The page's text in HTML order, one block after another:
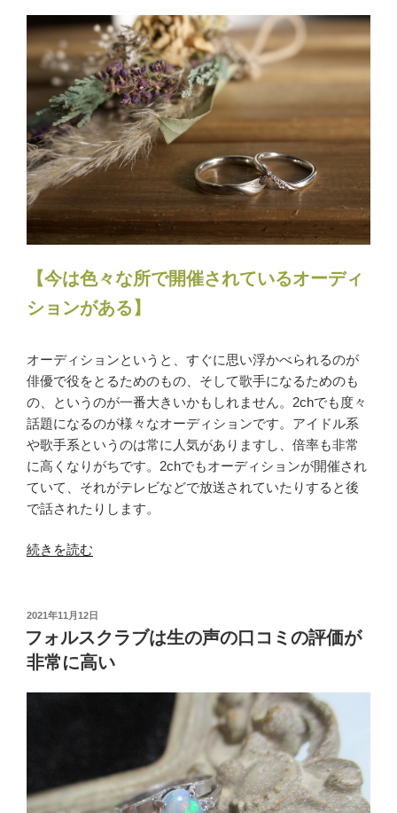
ォ
ル
ス
ク
ブ
と
株
式
投
資”
【今は色々な所で開催されているオーディ
ションがある】
オーディションというと、すぐに思い浮かべられるのが
俳優で役をとるためのもの、そして歌手になるためのも
の、というのが一番大きいかもしれません。2chでも度々
話題になるのが様々なオーディションです。アイドル系
や歌手系というのは常に人気がありますし、倍率も非常
に高くなりがちです。2chでもオーディションが開催され
ていて、それがテレビなどで放送されていたりすると後
で話されたりします。
“2ch
題
の
オ
ー
デ
に
続きを読む
投
稿
日:
2021年11月12日
フォルスクラブは生の声の口コミの評価が
非常に高い